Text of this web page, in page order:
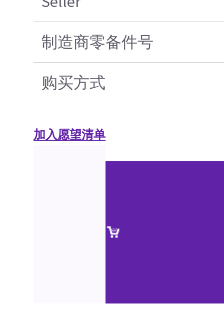
制造商零备件号
购买方式
加入愿望清单